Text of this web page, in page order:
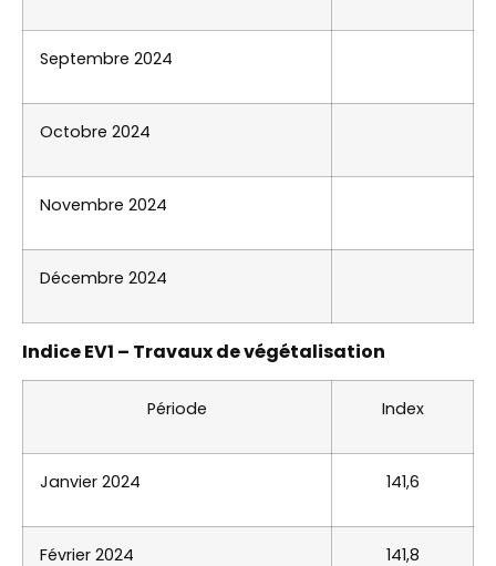
Septembre 2024
Octobre 2024
Novembre 2024
Décembre 2024
Indice EV1 – Travaux de végétalisation
Période Index
Janvier 2024 141,6
Février 2024 141,8